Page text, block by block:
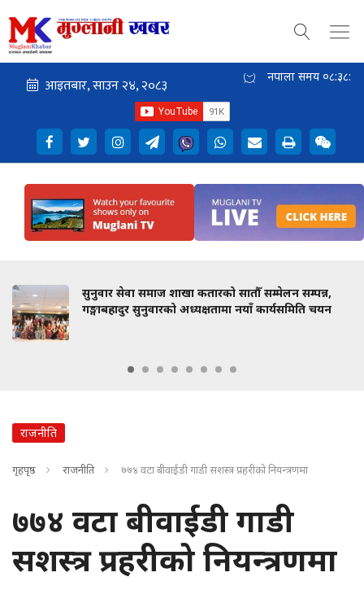
नेपाली समय ०८:३८:२८
सुनुवार सेवा समाज शाखा कतारको सातौँ सम्मेलन सम्पन्न,
गङ्गाबहादुर सुनुवारको अध्यक्षतामा नयाँ कार्यसमिति चयन
राजनीति
गृहपृष्ठ राजनीति ७७४ वटा बीवाईडी गाडी सशस्त्र प्रहरीको नियन्त्रणमा
७७४ वटा बीवाईडी गाडी
सशस्त्र प्रहरीको नियन्त्रणमा